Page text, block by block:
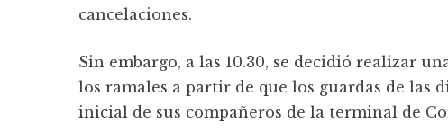
cancelaciones.
Sin embargo, a las 10.30, se decidió realizar
los ramales a partir de que los guardas de las
inicial de sus compañeros de la terminal de